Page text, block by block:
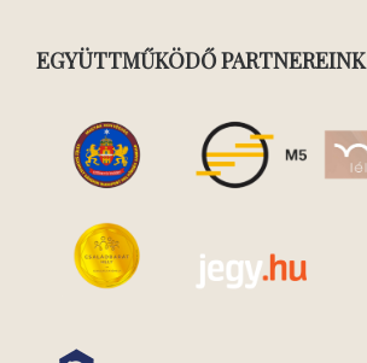
EGYÜTTMŰKÖDŐ PARTNEREINK